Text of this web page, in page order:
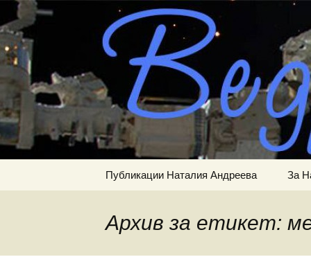
Към
съдържанието
ВЕДРА
Сайт за наука,
Публикации Наталия Андреева За
Архив за етикет: